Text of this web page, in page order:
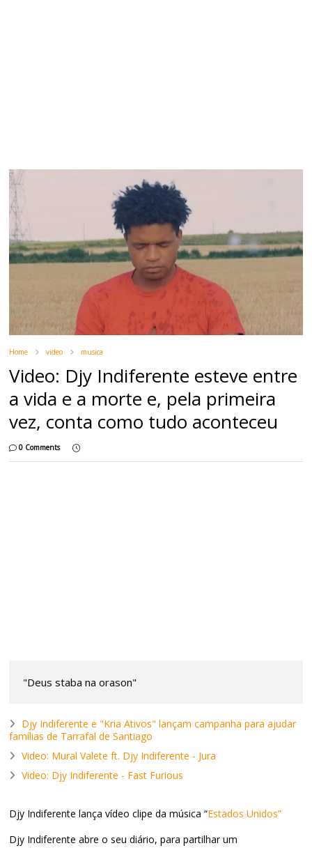
Home video musica
Video: Djy Indiferente esteve entre
a vida e a morte e, pela primeira
vez, conta como tudo aconteceu
0 Comments
"Deus staba na orason"
Djy Indiferente e "Kria Ativos" lançam campanha para ajudar
famílias de Tarrafal de Santiago
Video: Mural Valete ft. Djy Indiferente - Jura
Video: Djy Indiferente - Fast Furious
Djy Indiferente lança vídeo clipe da música “Estados Unidos”
Djy Indiferente abre o seu diário, para partilhar um